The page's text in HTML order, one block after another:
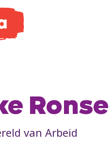
Ronse
van Arbeid